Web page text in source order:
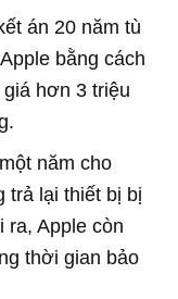
án 20 năm tù
bằng cách
hơn 3 triệu
năm cho
trả lại thiết bị bị
ra, Apple còn
thời gian bảo